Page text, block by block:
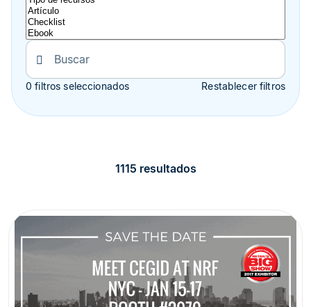
0 filtros seleccionados Restablecer filtros
1115 resultados